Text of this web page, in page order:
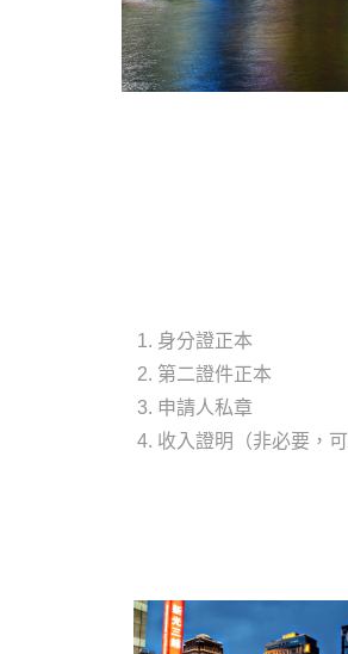
身分證正本
第二證件正本
申請人私章
收入證明（非必要，可